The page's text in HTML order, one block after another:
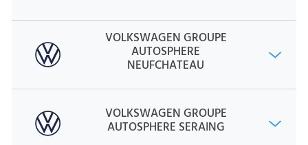
VOLKSWAGEN GROUPE
AUTOSPHERE
NEUFCHATEAU
VOLKSWAGEN GROUPE
AUTOSPHERE SERAING